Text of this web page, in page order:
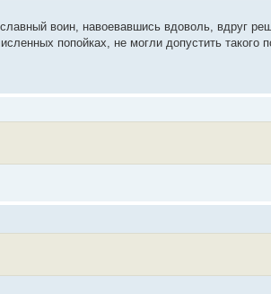
воин, навоевавшись вдоволь, вдруг
попойках, не могли допустить такого